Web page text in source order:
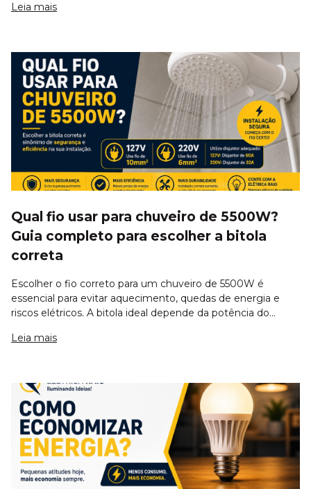
utilizado. Um disjuntor
Leia mais
Qual fio usar para chuveiro de 5500W?
Guia completo para escolher a bitola
correta
Escolher o fio correto para um chuveiro de 5500W é
essencial para evitar aquecimento, quedas de energia e
riscos elétricos. A bitola ideal depende da potência do
instalação. Em muitos casos, o ca
Leia mais